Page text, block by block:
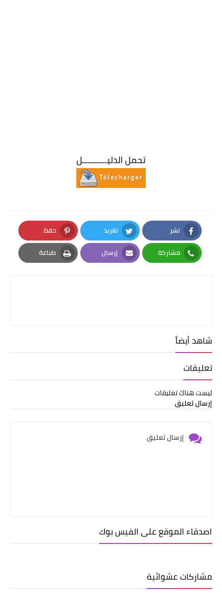
تحمل الدليــــــــــل
نشر
Facebook
تغريد
Twitter
حفظ
Pinterest
مشاركة
Whatsapp
إرسال
Email
طباعة
Print
شاهد أيضاً
تعليقات
ليست هناك تعليقات
إرسال تعليق
إرسال تعليق
اصدقاء الموقع على الفيس بوك
مشاركات عشوائية